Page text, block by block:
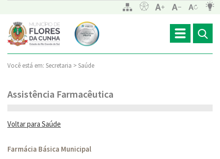
Toggle
navigation
Você está em: Secretaria >Saúde
Assistência Farmacêutica
Voltar para Saúde
Farmácia Básica Municipal